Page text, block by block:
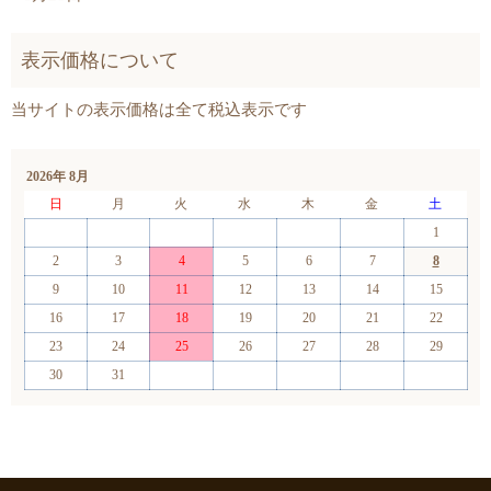
2026年 8月
日
月 火 水 木 金
土
1
2
3 4 5 6 7
8
9
10 11 12 13 14
15
16
17 18 19 20 21
22
23
24 25 26 27 28
29
30
31